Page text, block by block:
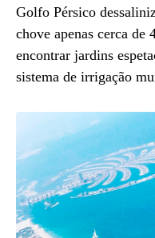
Golfo Pérsico
chove apenas cerca de
encontrar jardins
sistema de irrigação